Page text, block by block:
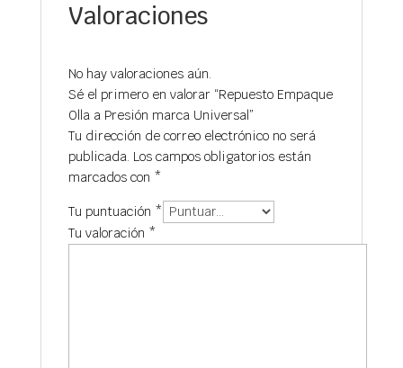
Valoraciones
No hay valoraciones aún.
Sé el primero en valorar “Repuesto Empaque
Olla a Presión marca Universal”
Tu dirección de correo electrónico no será
publicada. Los campos obligatorios están
marcados con *
Tu puntuación *
Tu valoración *